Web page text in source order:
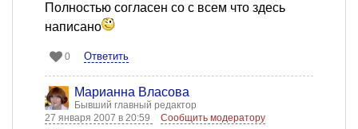
Полностью согласен со с всем что здесь
написано
0 Ответить
Марианна Власова
Бывший главный редактор
27 января 2007 в 20:59
Сообщить модератору